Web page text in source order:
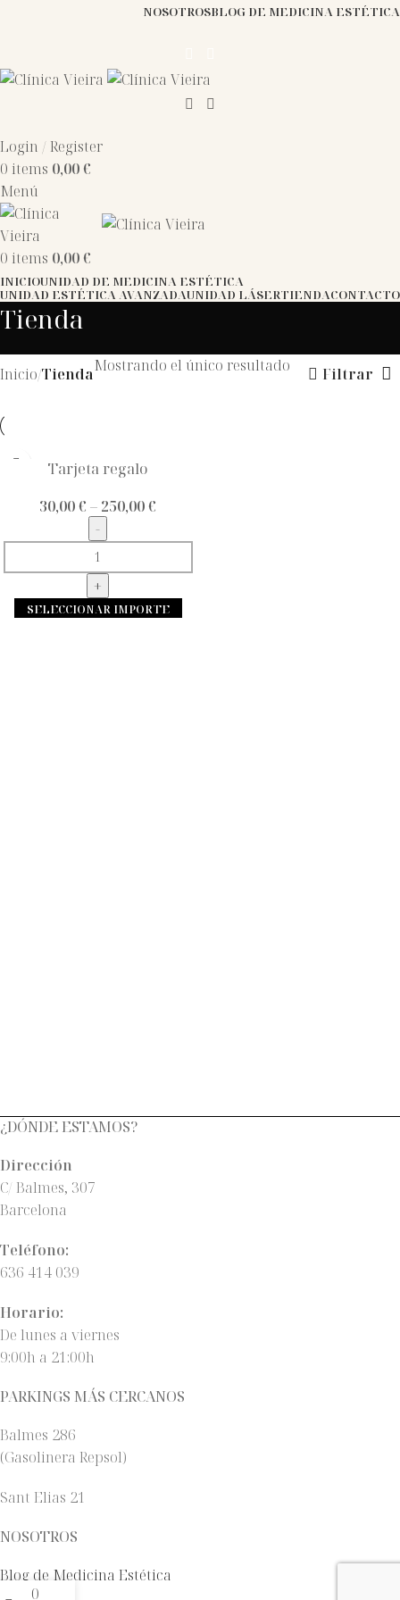
NOSOTROSBLOG DE MEDICINA ESTÉTICA
Login / Register
0 items 0,00 €
Menú
0 items 0,00 €
INICIOUNIDAD DE MEDICINA ESTÉTICA
UNIDAD ESTÉTICA AVANZADAUNIDAD LÁSERTIENDACONTACTO
Tienda
Inicio TiendaMostrando el único resultado Filtrar
Tarjeta regalo
30,00€ – 250,00€
SELECCIONAR IMPORTE
¿DÓNDE ESTAMOS?
Dirección
C/ Balmes, 307
Barcelona
Teléfono:
636 414 039
Horario:
De lunes a viernes
9:00h a 21:00h
PARKINGS MÁS CERCANOS
Balmes 286
(Gasolinera Repsol)
Sant Elias 21
NOSOTROS
Blog de Medicina Estética
0